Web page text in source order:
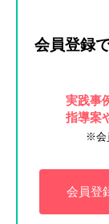
会員登録
実践事
指導案
※会
会員登